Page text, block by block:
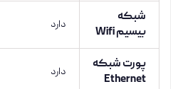
شبکه
بیسیم Wifi
دارد
پورت شبکه
Ethernet
دارد